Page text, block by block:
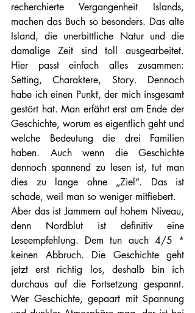
recherchierte Vergangenheit Islands,
machen das Buch so besonders. Das alte
Island, die unerbittliche Natur und die
damalige Zeit sind toll ausgearbeitet.
Hier passt einfach alles zusammen:
Setting, Charaktere, Story. Dennoch
habe ich einen Punkt, der mich insgesamt
gestört hat. Man erfährt erst am Ende der
Geschichte, worum es eigentlich geht und
welche Bedeutung die drei Familien
haben. Auch wenn die Geschichte
dennoch spannend zu lesen ist, tut man
dies zu lange ohne „Ziel“. Das ist
schade, weil man so weniger mitfiebert.
Aber das ist Jammern auf hohem Niveau,
denn Nordblut ist definitiv eine
Leseempfehlung. Dem tun auch 4/5 *
keinen Abbruch. Die Geschichte geht
jetzt erst richtig los, deshalb bin ich
durchaus auf die Fortsetzung gespannt.
Wer Geschichte, gepaart mit Spannung